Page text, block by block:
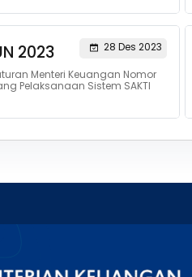
2023
28 Des 2023
Menteri Keuangan Nomor
Pelaksanaan Sistem SAKTI